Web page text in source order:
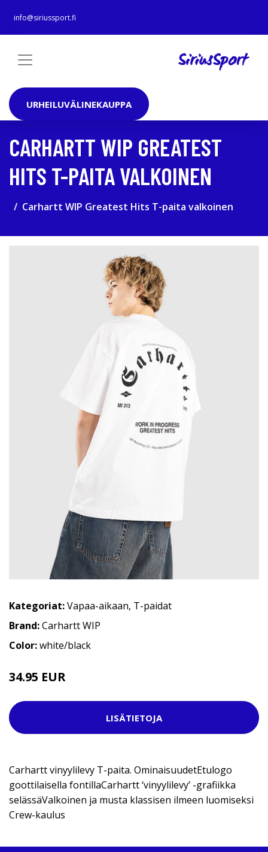
info@siriussport.fi
URHEILUVÄLINEKAUPPA
CARHARTT WIP GREATEST
HITS T-PAITA VALKOINEN
Carhartt WIP Greatest Hits T-paita valkoinen
Kategoriat:Vapaa-aikaan, T-paidat
Brand:Carhartt WIP
Color:white/black
34.95 EUR
LISÄTIETOJA
Carhartt vinyylilevy T-paita. OminaisuudetEtulogo
goottilaisella fontillaCarhartt ‘vinyylilevy’ -grafiikka
selässäValkoinen ja musta klassisen ilmeen luomiseksi
Crew-kaulus